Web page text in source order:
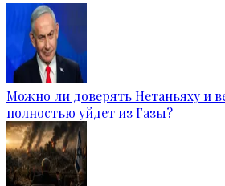
Можно ли доверять Нетаньяху и
полностью уйдет из Газы?